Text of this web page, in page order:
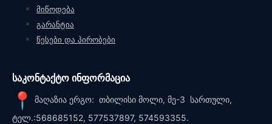
მიწოდება
გარანტია
წესები და პირობები
საკონტაქტო ინფორმაცია
მაღაზია ერგო: თბილისი მოლი, მე-3 სართული,
ტელ.:568685152, 577537897, 574593355.